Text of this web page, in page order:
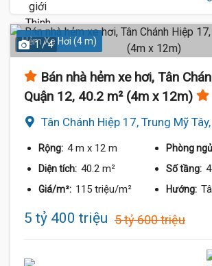
Hẻm Xe Hơi (4 m)
1 / 4
Bán nhà hẻm xe hơi, Tân
Quận 12, 40.2 m² (4m x 12m)
Tân Chánh Hiệp 17, Trung Mỹ
Rộng: 4 m x 12 m Phòng
Diện tích: 40.2 m² Số tầng:
Giá/m²: 115 triệu/m² Hướng:
5 tỷ 400 triệu 5 tỷ 600 triệu